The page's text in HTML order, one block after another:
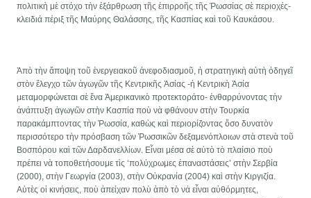
πολιτικὴ μὲ στόχο τὴν ἐξάρθρωση τῆς ἐπιρροῆς τῆς Ῥωσσίας σὲ περιοχές-
κλειδιά πέριξ τῆς Μαύρης Θαλάσσης, τῆς Κασπίας καὶ τοῦ Καυκάσου.
Ἀπὸ τὴν ἄποψη τοῦ ἐνεργειακοῦ ἀνεφοδιασμοῦ, ἡ στρατηγικὴ αὐτὴ ὀδηγεῖ
στὸν ἔλεγχο τῶν ἀγωγῶν τῆς Κεντρικῆς Ἀσίας -ἡ Κεντρικὴ Ἀσία
μεταμορφώνεται σὲ ἕνα Ἀμερικανικὸ προτεκτοράτο- ἐνθαρρύνοντας τὴν
ἀνάπτυξη ἀγωγῶν στὴν Κασπία ποὺ νὰ φθάνουν στὴν Τουρκία
παρακάμπτοντας τὴν Ῥωσσία, καθὼς καὶ περιορίζοντας ὅσο δυνατὸν
περισσότερο τὴν πρόσβαση τῶν Ῥωσσικῶν δεξαμενόπλοιων στὰ στενὰ τοῦ
Βοσπόρου καὶ τῶν Δαρδανελλίων. Εἶναι μέσα σὲ αὐτὸ τὸ πλαίσιο ποὺ
πρέπει νὰ τοποθετήσουμε τὶς ‘πολύχρωμες ἐπαναστάσεις’ στὴν Σερβία
(2000), στὴν Γεωργία (2003), στὴν Οὐκρανία (2004) καὶ στὴν Κιργιζία.
Αὐτὲς οἱ κινήσεις, ποὺ ἀπείχαν πολὺ ἀπὸ τὸ νἀ εἶναι αὐθόρμητες,